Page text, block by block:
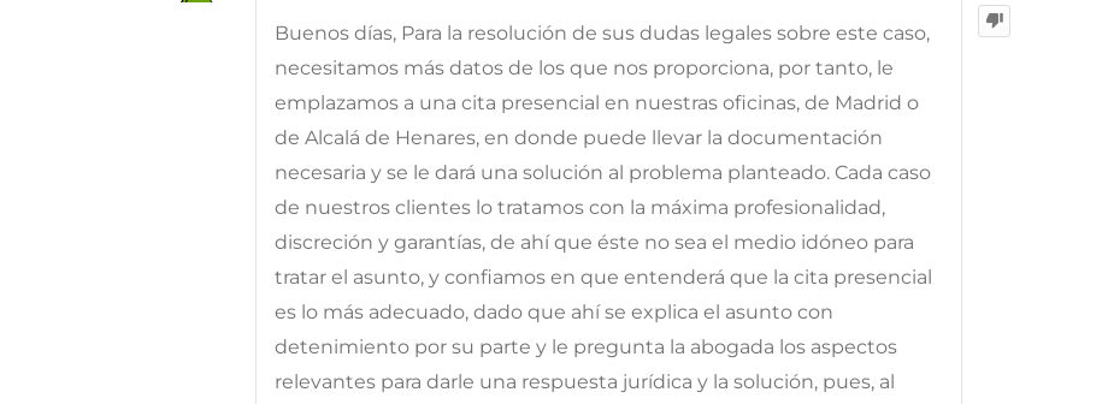
Buenos días, Para la resolución de sus dudas legales sobre este caso,
necesitamos más datos de los que nos proporciona, por tanto, le
emplazamos a una cita presencial en nuestras oficinas, de Madrid o
de Alcalá de Henares, en donde puede llevar la documentación
necesaria y se le dará una solución al problema planteado. Cada caso
de nuestros clientes lo tratamos con la máxima profesionalidad,
discreción y garantías, de ahí que éste no sea el medio idóneo para
tratar el asunto, y confiamos en que entenderá que la cita presencial
es lo más adecuado, dado que ahí se explica el asunto con
detenimiento por su parte y le pregunta la abogada los aspectos
relevantes para darle una respuesta jurídica y la solución, pues, al